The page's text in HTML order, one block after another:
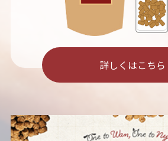
詳しくはこちら